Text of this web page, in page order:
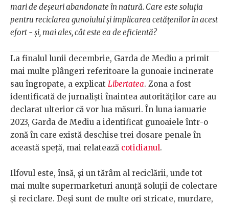
mari de deșeuri abandonate în natură. Care este soluția
pentru reciclarea gunoiului și implicarea cetățenilor în acest
efort - și, mai ales, cât este ea de eficientă?
La finalul lunii decembrie, Garda de Mediu a primit
mai multe plângeri referitoare la gunoaie incinerate
sau îngropate, a explicat Libertatea. Zona a fost
identificată de jurnaliști înaintea autorităților care au
declarat ulterior că vor lua măsuri. În luna ianuarie
2023, Garda de Mediu a identificat gunoaiele într-o
zonă în care există deschise trei dosare penale în
această speță, mai relatează cotidianul.
Ilfovul este, însă, și un tărâm al reciclării, unde tot
mai multe supermarketuri anunță soluții de colectare
și reciclare. Deși sunt de multe ori stricate, murdare,